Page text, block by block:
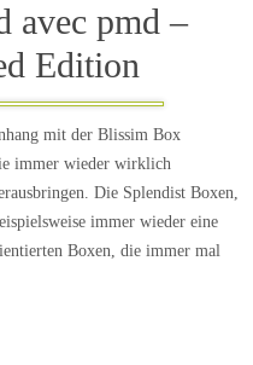
avec pmd –
Edition
mit der Blissim Box
immer wieder wirklich
Die Splendist Boxen,
immer wieder eine
Boxen, die immer mal